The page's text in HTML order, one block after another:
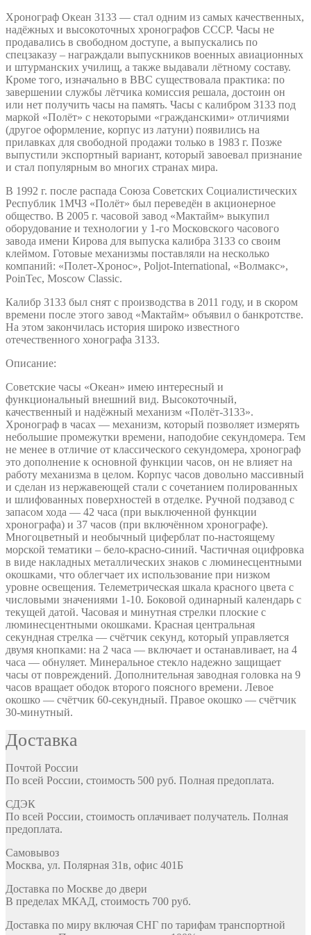
Хронограф Океан 3133 — стал одним из самых качественных,
надёжных и высокоточных хронографов СССР. Часы не
продавались в свободном доступе, а выпускались по
спецзаказу – награждали выпускников военных авиационных
и штурманских училищ, а также выдавали лётному составу.
Кроме того, изначально в ВВС существовала практика: по
завершении службы лётчика комиссия решала, достоин он
или нет получить часы на память. Часы с калибром 3133 под
маркой «Полёт» с некоторыми «гражданскими» отличиями
(другое оформление, корпус из латуни) появились на
прилавках для свободной продажи только в 1983 г. Позже
выпустили экспортный вариант, который завоевал признание
и стал популярным во многих странах мира.
В 1992 г. после распада Союза Советских Социалистических
Республик 1МЧЗ «Полёт» был переведён в акционерное
общество. В 2005 г. часовой завод «Мактайм» выкупил
оборудование и технологии у 1-го Московского часового
завода имени Кирова для выпуска калибра 3133 со своим
клеймом. Готовые механизмы поставляли на несколько
компаний: «Полет-Хронос», Poljot-International, «Волмакс»,
PoinTec, Moscow Classic.
Калибр 3133 был снят с производства в 2011 году, и в скором
времени после этого завод «Мактайм» объявил о банкротстве.
На этом закончилась история широко известного
отечественного хонографа 3133.
Описание:
Советские часы «Океан» имею интересный и
функциональный внешний вид. Высокоточный,
качественный и надёжный механизм «Полёт-3133».
Хронограф в часах — механизм, который позволяет измерять
небольшие промежутки времени, наподобие секундомера. Тем
не менее в отличие от классического секундомера, хронограф
это дополнение к основной функции часов, он не влияет на
работу механизма в целом. Корпус часов довольно массивный
и сделан из нержавеющей стали с сочетанием полированных
и шлифованных поверхностей в отделке. Ручной подзавод с
запасом хода — 42 часа (при выключенной функции
хронографа) и 37 часов (при включённом хронографе).
Многоцветный и необычный циферблат по-настоящему
морской тематики – бело-красно-синий. Частичная оцифровка
в виде накладных металлических знаков с люминесцентными
окошками, что облегчает их использование при низком
уровне освещения. Телеметрическая шкала красного цвета с
числовыми значениями 1-10. Боковой одинарный календарь с
текущей датой. Часовая и минутная стрелки плоские с
люминесцентными окошками. Красная центральная
секундная стрелка — счётчик секунд, который управляется
двумя кнопками: на 2 часа — включает и останавливает, на 4
часа — обнуляет. Минеральное стекло надежно защищает
часы от повреждений. Дополнительная заводная головка на 9
часов вращает ободок второго поясного времени. Левое
окошко — счётчик 60-секундный. Правое окошко — счётчик
30-минутный.
Доставка
Почтой России
По всей России, стоимость 500 руб. Полная предоплата.
СДЭК
По всей России, стоимость оплачивает получатель. Полная
предоплата.
Самовывоз
Москва, ул. Полярная 31в, офис 401Б
Доставка по Москве до двери
В пределах МКАД, стоимость 700 руб.
Доставка по миру включая СНГ по тарифам транспортной